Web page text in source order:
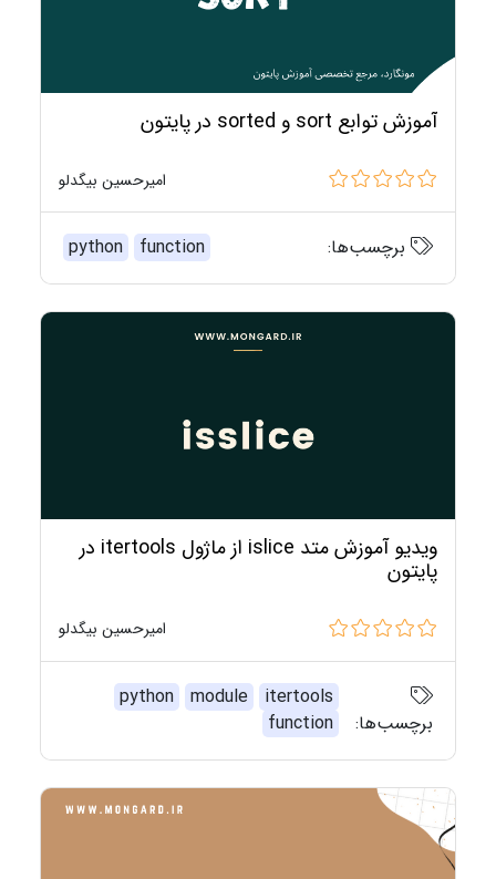
آموزش توابع sort و sorted در پایتون
امیرحسین بیگدلو
برچسب‌ها: python function
ویدیو آموزش متد islice از ماژول itertools در
پایتون
امیرحسین بیگدلو
برچسب‌ها:
python module
itertools
function